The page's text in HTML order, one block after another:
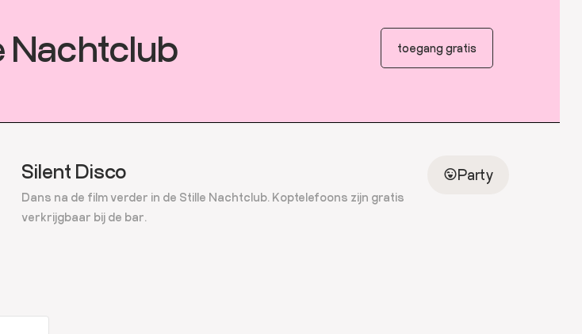
Nachtclub toegang gratis
Party
Silent Disco
Dans na de film verder in de Stille Nachtclub. Koptelefoons zijn gratis
verkrijgbaar bij de bar.